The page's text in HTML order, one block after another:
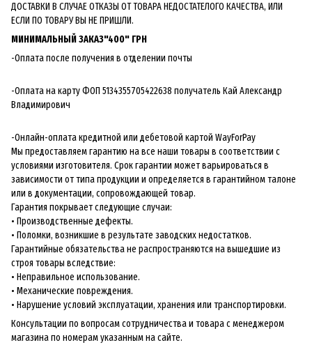
ДОСТАВКИ В СЛУЧАЕ ОТКАЗЫ ОТ ТОВАРА НЕДОСТАТЕЛОГО КАЧЕСТВА, ИЛИ
ЕСЛИ ПО ТОВАРУ ВЫ НЕ ПРИШЛИ.
МИНИМАЛЬНЫЙ ЗАКАЗ"400" ГРН
-Оплата после получения в отделении почты
-Оплата на карту ФОП 5134355705422638 получатель Кай Александр
Владимирович
-Онлайн-оплата кредитной или дебетовой картой WayForPay
Мы предоставляем гарантию на все наши товары в соответствии с
условиями изготовителя. Срок гарантии может варьироваться в
зависимости от типа продукции и определяется в гарантийном талоне
или в документации, сопровождающей товар.
Гарантия покрывает следующие случаи:
• Производственные дефекты.
• Поломки, возникшие в результате заводских недостатков.
Гарантийные обязательства не распространяются на вышедшие из
строя товары вследствие:
• Неправильное использование.
• Механические повреждения.
• Нарушение условий эксплуатации, хранения или транспортировки.
Консультации по вопросам сотрудничества и товара с менеджером
магазина по номерам указанным на сайте.